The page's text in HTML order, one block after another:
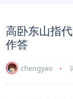
高卧东山指
作答
chengyao